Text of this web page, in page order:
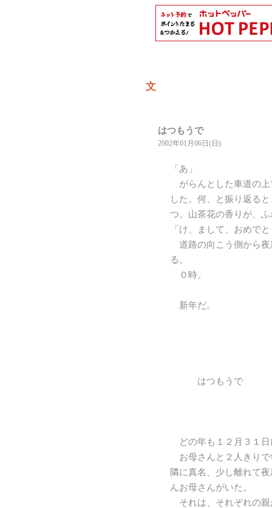
文
はつもうで
2002年01月06日(日)
「あ」
がらんとした車道の上
した。何、と振り返る
つ。山茶花の香りが、
「け、まして、おめで
道路の向こう側から夜
る。
０時。
新年だ。
はつもうで
どの年も１２月３１日
お母さんと２人きりで
隣に真名、少し離れて
んお母さんがいた。
それは、それぞれの親